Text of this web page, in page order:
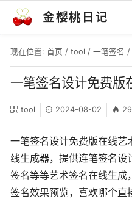
金樱桃日记
现在位置: 首页 / tool / 一笔签名 /
一笔签名设计免费版
tool 2024-08-02
一笔签名设计免费版在线艺
线生成器，提供连笔签名设
签名等等艺术签名在线生成
签名效果预览，喜欢哪个直